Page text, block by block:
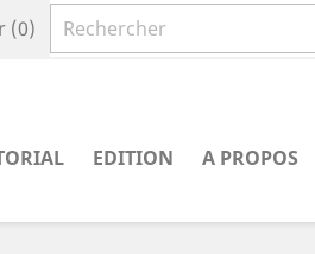
(0)
EDITION A PROPOS